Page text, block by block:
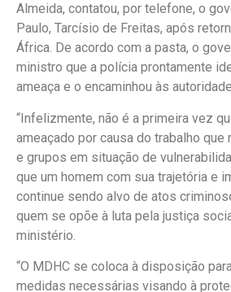
Almeida, contatou, por telefone, o
Paulo, Tarcísio de Freitas, após
África. De acordo com a pasta, o
ministro que a polícia prontamente
ameaça e o encaminhou às
“Infelizmente, não é a primeira vez
ameaçado por causa do trabalho
e grupos em situação de
que um homem com sua trajetória e
continue sendo alvo de atos
quem se opõe à luta pela justiça
ministério.
“O MDHC se coloca à disposição
medidas necessárias visando à